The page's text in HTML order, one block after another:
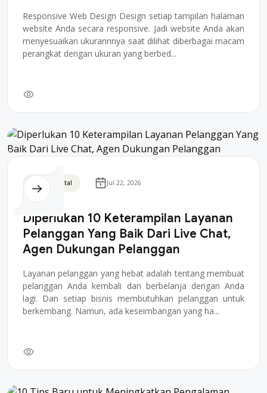
Responsive Web Design Design setiap tampilan halaman
website Anda secara responsive. Jadi website Anda akan
menyesuaikan ukurannnya saat dilihat diberbagai macam
perangkat dengan ukuran yang berbed...
Bisnis Digital Jul 22, 2026
Diperlukan 10 Keterampilan Layanan
Pelanggan Yang Baik Dari Live Chat,
Agen Dukungan Pelanggan
Layanan pelanggan yang hebat adalah tentang membuat
pelanggan Anda kembali dan berbelanja dengan Anda
lagi. Dan setiap bisnis membutuhkan pelanggan untuk
berkembang. Namun, ada keseimbangan yang ha...